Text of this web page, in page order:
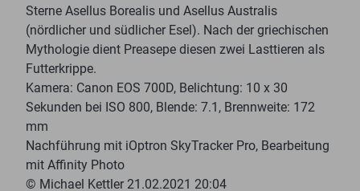
Sterne Asellus Borealis und Asellus Australis
(nördlicher und südlicher Esel). Nach der griechischen
Mythologie dient Preasepe diesen zwei Lasttieren als
Futterkrippe.
Kamera: Canon EOS 700D, Belichtung: 10 x 30
Sekunden bei ISO 800, Blende: 7.1, Brennweite: 172
mm
Nachführung mit iOptron SkyTracker Pro, Bearbeitung
mit Affinity Photo
© Michael Kettler 21.02.2021 20:04